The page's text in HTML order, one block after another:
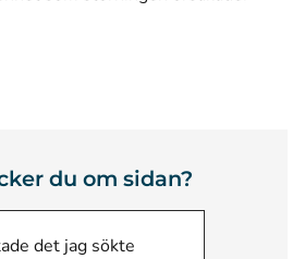
du om sidan?
det jag sökte